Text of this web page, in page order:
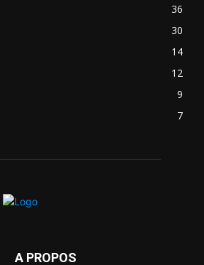
36
30
14
12
9
7
A PROPOS